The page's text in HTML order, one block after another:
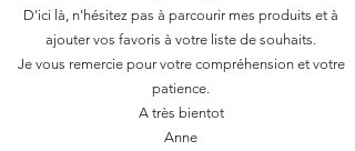
D'ici là, n'hésitez pas à parcourir mes produits et à
ajouter vos favoris à votre liste de souhaits.​
Je vous remercie pour votre compréhension et votre
patience.
A très bientot
Anne